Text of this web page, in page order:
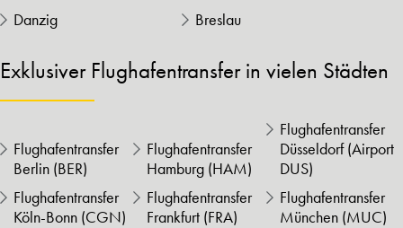
Danzig
Breslau
Exklusiver Flughafentransfer in vielen Städten
Flughafentransfer
Berlin (BER)
Flughafentransfer
Hamburg (HAM)
Flughafentransfer
Düsseldorf (Airport
DUS)
Flughafentransfer
Köln-Bonn (CGN)
Flughafentransfer
Frankfurt (FRA)
Flughafentransfer
München (MUC)